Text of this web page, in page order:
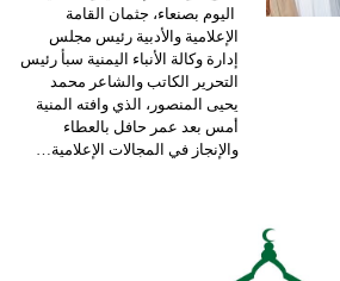
اليوم بصنعاء، جثمان القامة
الإعلامية والأدبية رئيس مجلس
إدارة وكالة الأنباء اليمنية سبأ رئيس
التحرير الكاتب والشاعر محمد
يحيى المنصور، الذي وافته المنية
أمس بعد عمر حافل بالعطاء
والإنجاز في المجالات الإعلامية…